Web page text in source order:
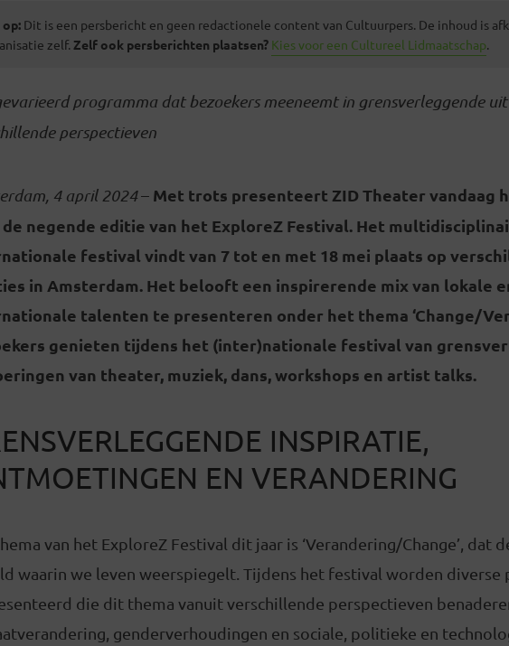
Dit is een persbericht en geen redactionele content van Cultuurpers. De inhoud is
zelf. Zelf ook persberichten plaatsen? Kies voor een Cultureel Lidmaatschap.
programma dat bezoekers meeneemt in grensverleggende
perspectieven
4 april 2024– Met trots presenteert ZID Theater vandaag
negende editie van het ExploreZ Festival. Het
festival vindt van 7 tot en met 18 mei plaats op
in Amsterdam. Het belooft een inspirerende mix van lokale
talenten te presenteren onder het thema ‘Change/
genieten tijdens het (inter)nationale festival van
van theater, muziek, dans, workshops en artist talks.
INSPIRATIE,
EN VERANDERING
van het ExploreZ Festival dit jaar is ‘Verandering/Change’, dat
waarin we leven weerspiegelt. Tijdens het festival worden diverse
die dit thema vanuit verschillende perspectieven
genderverhoudingen en sociale, politieke en